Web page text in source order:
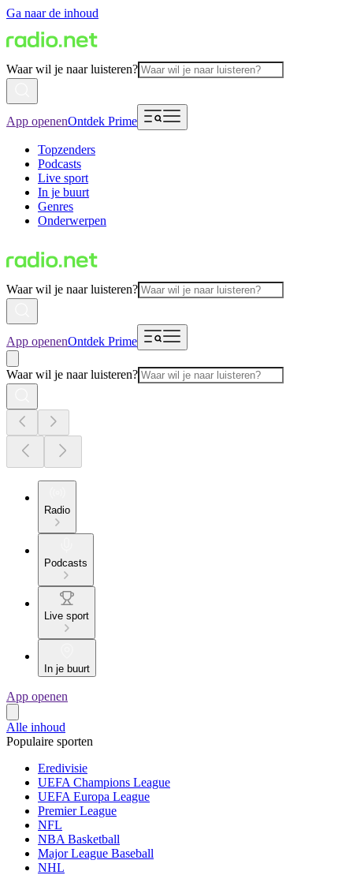
Ga naar de inhoud
Waar wil je naar luisteren?
App openenOntdek Prime
Topzenders
Podcasts
Live sport
In je buurt
Genres
Onderwerpen
Waar wil je naar luisteren?
App openenOntdek Prime
Waar wil je naar luisteren?
Radio
Podcasts
Live sport
In je buurt
App openen
Alle inhoud
Populaire sporten
Eredivisie
UEFA Champions League
UEFA Europa League
Premier League
NFL
NBA Basketball
Major League Baseball
NHL